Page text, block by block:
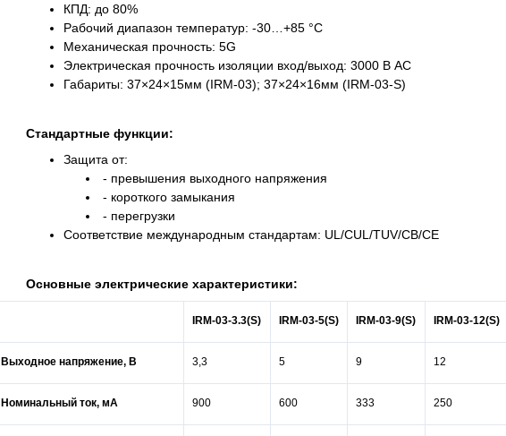
КПД: до 80%
Рабочий диапазон температур: -30…+85 °С
Механическая прочность: 5G
Электрическая прочность изоляции вход/выход: 3000 В АС
Габариты: 37×24×15мм (IRM-03); 37×24×16мм (IRM-03-S)
Стандартные функции:
Защита от:
- превышения выходного напряжения
- короткого замыкания
- перегрузки
Соответствие международным стандартам: UL/CUL/TUV/CB/CE
Основные электрические характеристики:
IRM-03-3.3(S) IRM-03-5(S) IRM-03-9(S) IRM-03-12(S)
Выходное напряжение, В 3,3 5 9 12
Номинальный ток, мА 900 600 333 250